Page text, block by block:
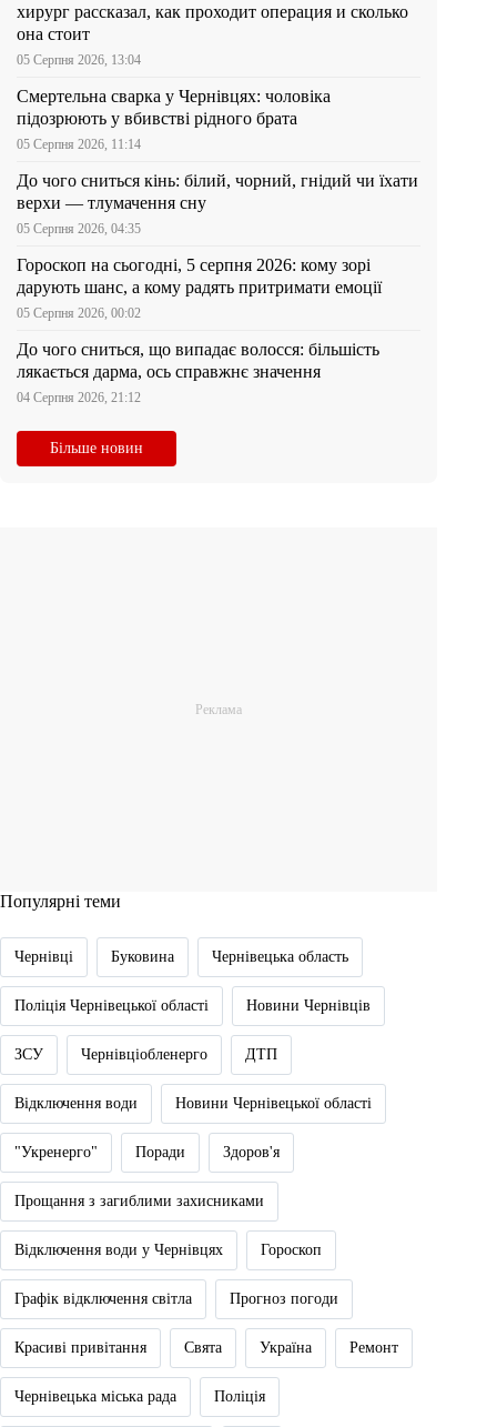
хирург рассказал, как проходит операция и сколько
она стоит
05 Серпня 2026, 13:04
Смертельна сварка у Чернівцях: чоловіка
підозрюють у вбивстві рідного брата
05 Серпня 2026, 11:14
До чого сниться кінь: білий, чорний, гнідий чи їхати
верхи — тлумачення сну
05 Серпня 2026, 04:35
Гороскоп на сьогодні, 5 серпня 2026: кому зорі
дарують шанс, а кому радять притримати емоції
05 Серпня 2026, 00:02
До чого сниться, що випадає волосся: більшість
лякається дарма, ось справжнє значення
04 Серпня 2026, 21:12
Більше новин
Популярні теми
Чернівці Буковина Чернівецька область
Поліція Чернівецької області Новини Чернівців
ЗСУ Чернівціобленерго ДТП
Відключення води Новини Чернівецької області
"Укренерго" Поради Здоров'я
Прощання з загиблими захисниками
Відключення води у Чернівцях Гороскоп
Графік відключення світла Прогноз погоди
Красиві привітання Свята Україна Ремонт
Чернівецька міська рада Поліція